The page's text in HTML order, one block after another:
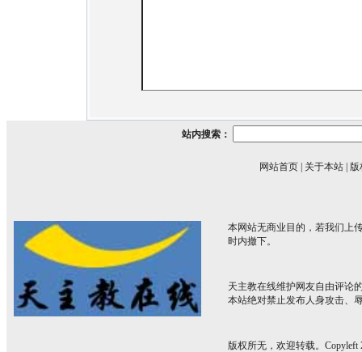
站内搜索：
网站首页 关于本站 版
本网站无商业目的，若我们上
时内撤下。
天主教在线维护网友自由评论
本站绝对禁止发布人身攻击、
版权所无，欢迎转载。